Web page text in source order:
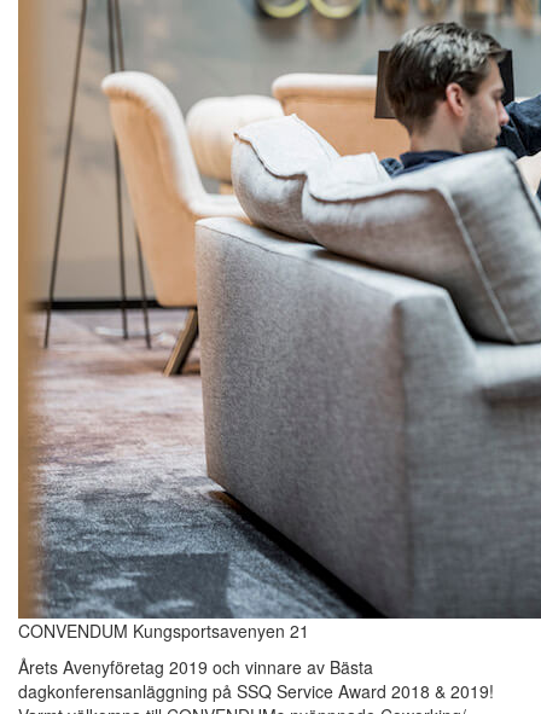
CONVENDUM Kungsportsavenyen 21
Årets Avenyföretag 2019 och vinnare av Bästa
dagkonferensanläggning på SSQ Service Award 2018 & 2019!